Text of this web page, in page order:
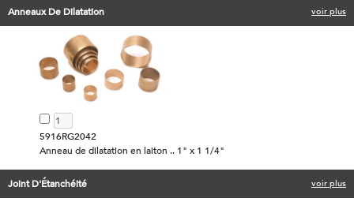
Anneaux De Dilatation voir plus
5916RG2042
Anneau de dilatation en laiton .. 1" x 1 1/4"
Joint D'Étanchéité voir plus